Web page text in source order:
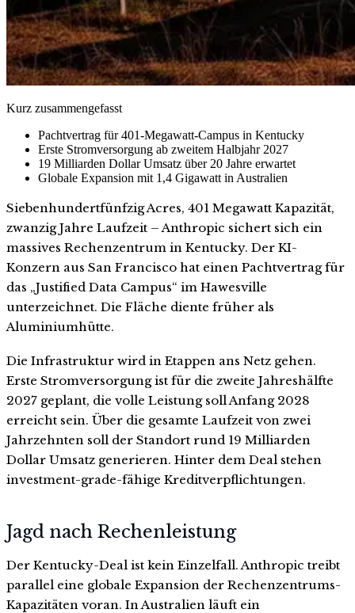
Kurz zusammengefasst
Pachtvertrag für 401-Megawatt-Campus in Kentucky
Erste Stromversorgung ab zweitem Halbjahr 2027
19 Milliarden Dollar Umsatz über 20 Jahre erwartet
Globale Expansion mit 1,4 Gigawatt in Australien
Siebenhundertfünfzig Acres, 401 Megawatt Kapazität,
zwanzig Jahre Laufzeit – Anthropic sichert sich ein
massives Rechenzentrum in Kentucky. Der KI-
Konzern aus San Francisco hat einen Pachtvertrag für
das „Justified Data Campus“ im Hawesville
unterzeichnet. Die Fläche diente früher als
Aluminiumhütte.
Die Infrastruktur wird in Etappen ans Netz gehen.
Erste Stromversorgung ist für die zweite Jahreshälfte
2027 geplant, die volle Leistung soll Anfang 2028
erreicht sein. Über die gesamte Laufzeit von zwei
Jahrzehnten soll der Standort rund 19 Milliarden
Dollar Umsatz generieren. Hinter dem Deal stehen
investment-grade-fähige Kreditverpflichtungen.
Jagd nach Rechenleistung
Der Kentucky-Deal ist kein Einzelfall. Anthropic treibt
parallel eine globale Expansion der Rechenzentrums-
Kapazitäten voran. In Australien läuft ein